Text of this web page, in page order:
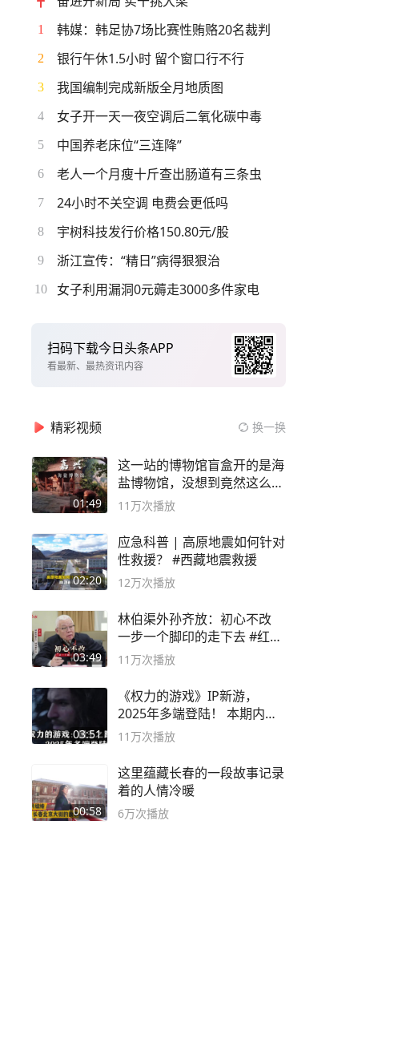
1 韩媒：韩足协7场比赛性贿赂20名裁判
2 银行午休1.5小时 留个窗口行不行
3 我国编制完成新版全月地质图
4 女子开一天一夜空调后二氧化碳中毒
5 中国养老床位“三连降”
6 老人一个月瘦十斤查出肠道有三条虫
7 24小时不关空调 电费会更低吗
8 宇树科技发行价格150.80元/股
9 浙江宣传：“精日”病得狠狠治
10 女子利用漏洞0元薅走3000多件家电
扫码下载今日头条APP
看最新、最热资讯内容
精彩视频 换一换
01:49
这一站的博物馆盲盒开的是海
盐博物馆，没想到竟然这么好
逛！
11万次播放
02:20
应急科普 | 高原地震如何针对
性救援？ #西藏地震救援
12万次播放
03:49
林伯渠外孙齐放：初心不改
一步一个脚印的走下去 #红船
论坛
11万次播放
03:51
《权力的游戏》IP新游，
2025年多端登陆！ 本期内容
概要
11万次播放
00:58
这里蕴藏长春的一段故事记录
着的人情冷暖
6万次播放